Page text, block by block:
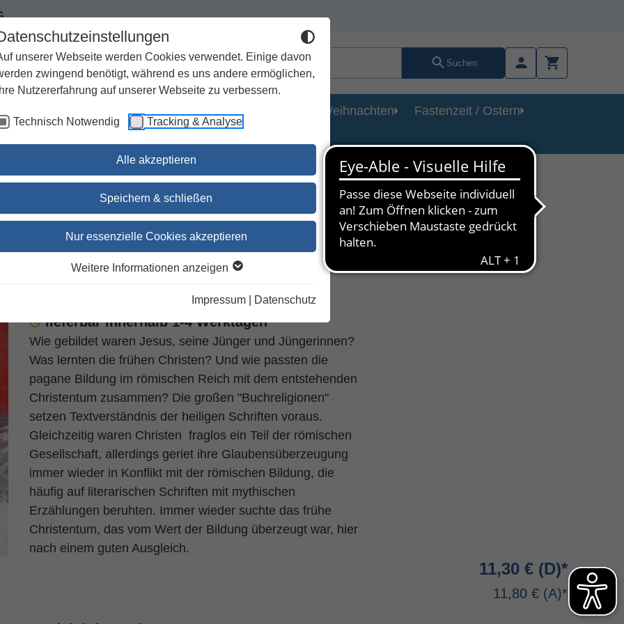
unserer Webseite werden Cookies verwendet. Einige davon
zwingend benötigt, während es uns andere ermöglichen,
Nutzererfahrung auf unserer Webseite zu verbessern.
Technisch Notwendig Tracking & Analyse
Alle akzeptieren
Speichern & schließen
Nur essenzielle Cookies akzeptieren
Weitere Informationen anzeigen
Impressum Datenschutz
Suchen
Geschenke Kirchenjahr / Lebensweg Weihnachten
Fastenzeit / Ostern
Schreiben, Lesen, Religion
Bildung in frühchristlicher Zeit Welt und
Umwelt der Bibel 2/22 (Nr. 104)
lieferbar innerhalb 1-4 Werktagen
Wie gebildet waren Jesus, seine Jünger und Jüngerinnen?
Was lernten die frühen Christen? Und wie passten die
pagane Bildung im römischen Reich mit dem entstehenden
Christentum zusammen? Die großen "Buchreligionen"
setzen Textverständnis der heiligen Schriften voraus.
Gleichzeitig waren Christen fraglos ein Teil der römischen
Gesellschaft, allerdings geriet ihre Glaubensüberzeugung
immer wieder in Konflikt mit der römischen Bildung, die
häufig auf literarischen Schriften mit mythischen
Erzählungen beruhten. Immer wieder suchte das frühe
Christentum, das vom Wert der Bildung überzeugt war, hier
nach einem guten Ausgleich.
11,30 €
11,80 €